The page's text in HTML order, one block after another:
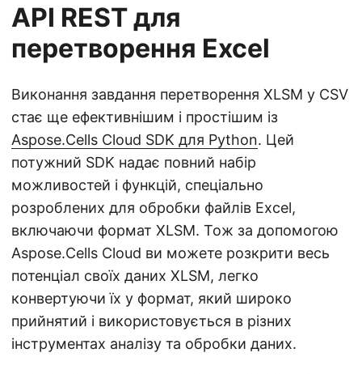
API REST для
перетворення Excel
Виконання завдання перетворення XLSM у CSV
стає ще ефективнішим і простішим із
Aspose.Cells Cloud SDK для Python. Цей
потужний SDK надає повний набір
можливостей і функцій, спеціально
розроблених для обробки файлів Excel,
включаючи формат XLSM. Тож за допомогою
Aspose.Cells Cloud ви можете розкрити весь
потенціал своїх даних XLSM, легко
конвертуючи їх у формат, який широко
прийнятий і використовується в різних
інструментах аналізу та обробки даних.